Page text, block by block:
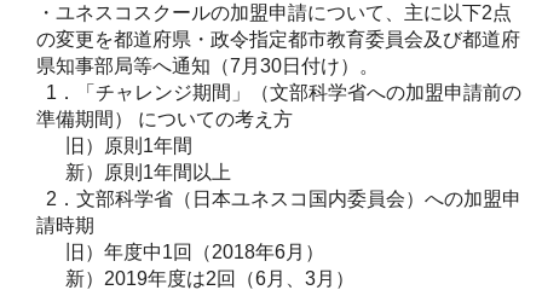
・ユネスコスクールの加盟申請について、主に以下2点
の変更を都道府県・政令指定都市教育委員会及び都道府
県知事部局等へ通知（7月30日付け）。
1．「チャレンジ期間」（文部科学省への加盟申請前の
準備期間） についての考え方
旧）原則1年間
新）原則1年間以上
2．文部科学省（日本ユネスコ国内委員会）への加盟申
請時期
旧）年度中1回（2018年6月）
新）2019年度は2回（6月、3月）